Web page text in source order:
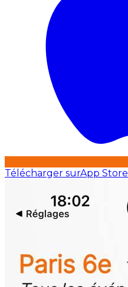
Télécharger surApp Store